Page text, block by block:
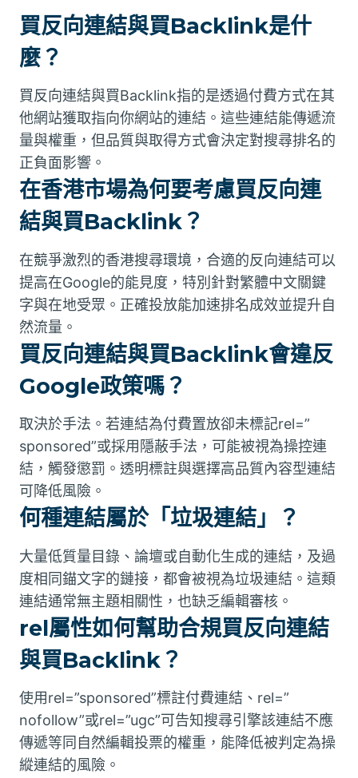
買反向連結與買Backlink是什
麼？
買反向連結與買Backlink指的是透過付費方式在其
他網站獲取指向你網站的連結。這些連結能傳遞流
量與權重，但品質與取得方式會決定對搜尋排名的
正負面影響。
在香港市場為何要考慮買反向連
結與買Backlink？
在競爭激烈的香港搜尋環境，合適的反向連結可以
提高在Google的能見度，特別針對繁體中文關鍵
字與在地受眾。正確投放能加速排名成效並提升自
然流量。
買反向連結與買Backlink會違反
Google政策嗎？
取決於手法。若連結為付費置放卻未標記rel=”
sponsored”或採用隱蔽手法，可能被視為操控連
結，觸發懲罰。透明標註與選擇高品質內容型連結
可降低風險。
何種連結屬於「垃圾連結」？
大量低質量目錄、論壇或自動化生成的連結，及過
度相同錨文字的鏈接，都會被視為垃圾連結。這類
連結通常無主題相關性，也缺乏編輯審核。
rel屬性如何幫助合規買反向連結
與買Backlink？
使用rel=”sponsored”標註付費連結、rel=”
nofollow”或rel=”ugc”可告知搜尋引擎該連結不應
傳遞等同自然編輯投票的權重，能降低被判定為操
縱連結的風險。